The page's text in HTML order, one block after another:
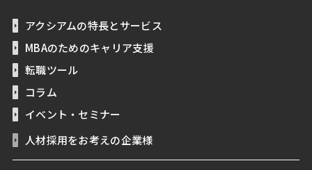
アクシアムの特長とサービス
MBAのためのキャリア支援
転職ツール
コラム
イベント・セミナー
人材採用をお考えの企業様